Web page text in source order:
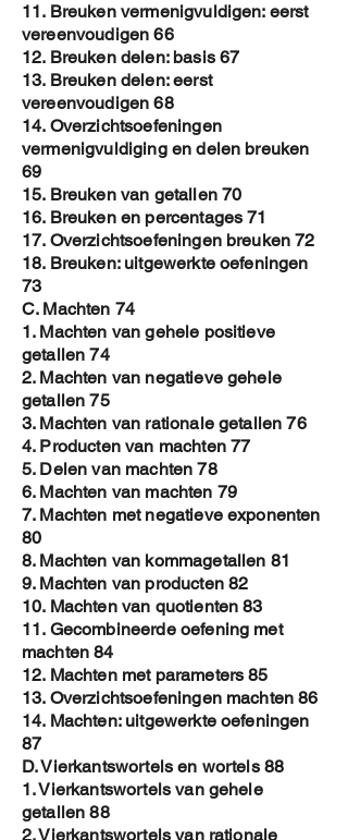
11. Breuken vermenigvuldigen: eerst
vereenvoudigen 66
12. Breuken delen: basis 67
13. Breuken delen: eerst
vereenvoudigen 68
14. Overzichtsoefeningen
vermenigvuldiging en delen breuken
69
15. Breuken van getallen 70
16. Breuken en percentages 71
17. Overzichtsoefeningen breuken 72
18. Breuken: uitgewerkte oefeningen
73
C. Machten 74
1. Machten van gehele positieve
getallen 74
2. Machten van negatieve gehele
getallen 75
3. Machten van rationale getallen 76
4. Producten van machten 77
5. Delen van machten 78
6. Machten van machten 79
7. Machten met negatieve exponenten
80
8. Machten van kommagetallen 81
9. Machten van producten 82
10. Machten van quotienten 83
11. Gecombineerde oefening met
machten 84
12. Machten met parameters 85
13. Overzichtsoefeningen machten 86
14. Machten: uitgewerkte oefeningen
87
D. Vierkantswortels en wortels 88
1. Vierkantswortels van gehele
getallen 88
2. Vierkantswortels van rationale